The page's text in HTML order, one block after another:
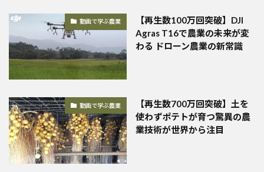
動画で学ぶ農業
【再生数100万回突破】DJI
Agras T16で農業の未来が変
わる ドローン農業の新常識
動画で学ぶ農業
【再生数700万回突破】土を
使わずポテトが育つ驚異の農
業技術が世界から注目